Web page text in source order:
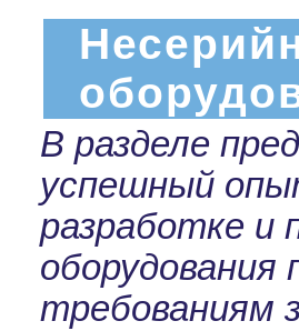
В разделе
успешный
разработке и
оборудования
требованиям